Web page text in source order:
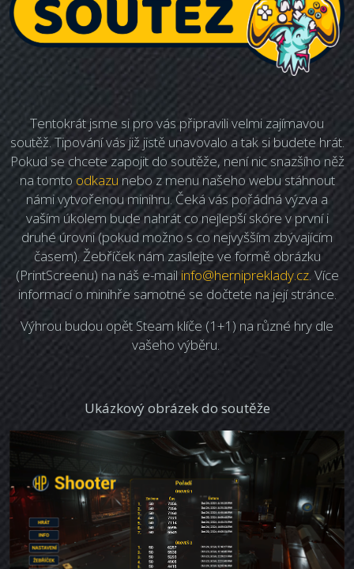
Tentokrát jsme si pro vás připravili velmi zajímavou
soutěž. Tipování vás již jistě unavovalo a tak si budete hrát.
Pokud se chcete zapojit do soutěže, není nic snazšího něž
na tomto odkazu nebo z menu našeho webu stáhnout
námi vytvořenou minihru. Čeká vás pořádná výzva a
vaším úkolem bude nahrát co nejlepší skóre v první i
druhé úrovni (pokud možno s co nejvyšším zbývajícím
časem). Žebříček nám zasílejte ve formě obrázku
(PrintScreenu) na náš e-mail info@hernipreklady.cz. Více
informací o minihře samotné se dočtete na její stránce.
Výhrou budou opět Steam klíče (1+1) na různé hry dle
vašeho výběru.
Ukázkový obrázek do soutěže